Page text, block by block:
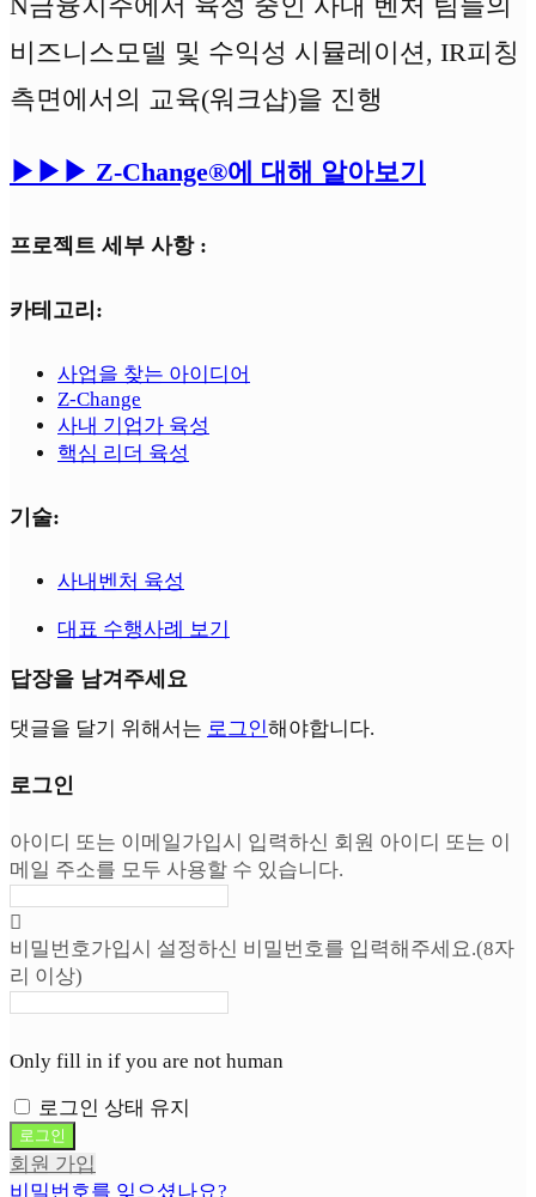
비즈니스모델 및 수익성 시뮬레이션, IR피칭
측면에서의 교육(워크샵)을 진행
▶︎▶︎▶︎ Z-Change®️에 대해 알아보기
프로젝트 세부 사항 :
카테고리:
사업을 찾는 아이디어
Z-Change
사내 기업가 육성
핵심 리더 육성
기술:
사내벤처 육성
대표 수행사례 보기
답장을 남겨주세요
댓글을 달기 위해서는 로그인해야합니다.
로그인
아이디 또는 이메일 가입시 입력하신 회원 아이디 또는 이
메일 주소를 모두 사용할 수 있습니다.
비밀번호가입시 설정하신 비밀번호를 입력해주세요.(8자
리 이상)
Only fill in if you are not human
로그인 상태 유지
회원 가입
비밀번호를 잊으셨나요?